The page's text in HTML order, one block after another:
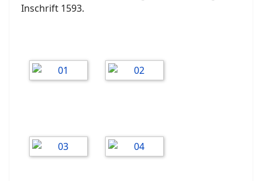
Inschrift 1593.